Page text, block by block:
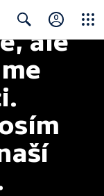
Searchale